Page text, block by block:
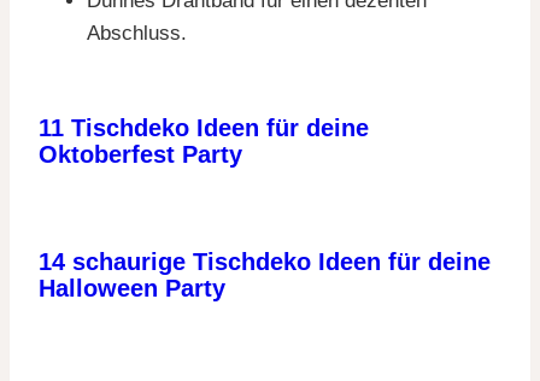
Abschluss.
11 Tischdeko Ideen für deine
Oktoberfest Party
14 schaurige Tischdeko Ideen für deine
Halloween Party